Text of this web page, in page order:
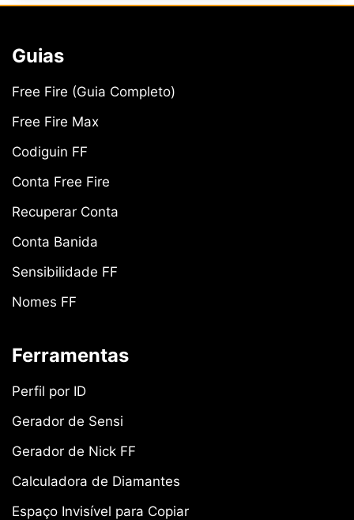
Guias
Free Fire (Guia Completo)
Free Fire Max
Codiguin FF
Conta Free Fire
Recuperar Conta
Conta Banida
Sensibilidade FF
Nomes FF
Ferramentas
Perfil por ID
Gerador de Sensi
Gerador de Nick FF
Calculadora de Diamantes
Espaço Invisível para Copiar